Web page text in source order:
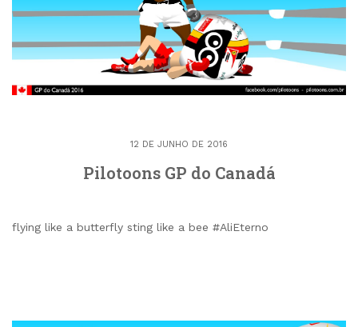
12 DE JUNHO DE 2016
Pilotoons GP do Canadá
flying like a butterfly sting like a bee #AliEterno